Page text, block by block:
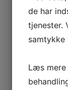
de har
tjenester.
samtykke
Læs mere